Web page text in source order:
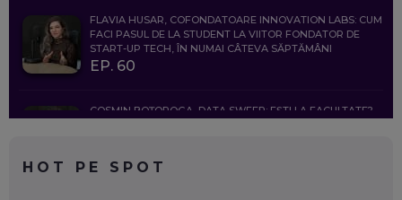
FLAVIA HUSAR, COFONDATOARE INNOVATION LABS: CUM
FACI PASUL DE LA STUDENT LA VIITOR FONDATOR DE
START-UP TECH, ÎN NUMAI CÂTEVA SĂPTĂMÂNI
EP. 60
COSMIN BOȚOROGA, DATA SWEEP: EȘTI LA FACULTATE?
HOT PE SPOT